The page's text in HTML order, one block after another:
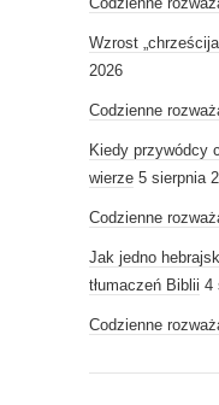
Wzrost
2026
Codzienne
Kiedy przywódcy
wierze 5 sierpnia
Codzienne
Jak jedno
tłumaczeń Biblii 4
Codzienne